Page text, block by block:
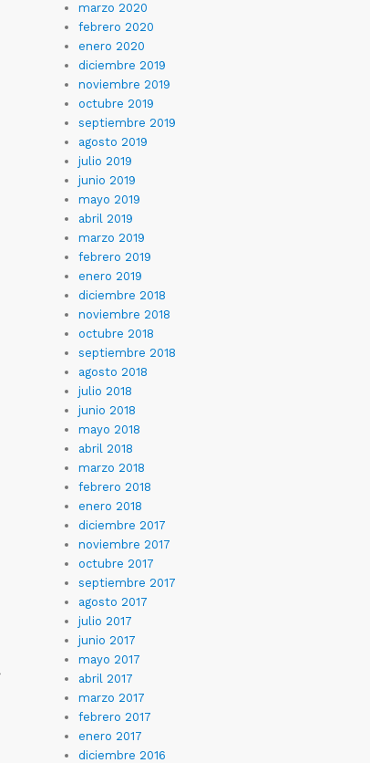
marzo 2020
febrero 2020
enero 2020
diciembre 2019
noviembre 2019
octubre 2019
septiembre 2019
agosto 2019
julio 2019
junio 2019
mayo 2019
abril 2019
marzo 2019
febrero 2019
enero 2019
diciembre 2018
noviembre 2018
octubre 2018
septiembre 2018
agosto 2018
julio 2018
junio 2018
mayo 2018
abril 2018
marzo 2018
febrero 2018
enero 2018
diciembre 2017
noviembre 2017
octubre 2017
septiembre 2017
agosto 2017
julio 2017
junio 2017
mayo 2017
abril 2017
marzo 2017
febrero 2017
enero 2017
diciembre 2016